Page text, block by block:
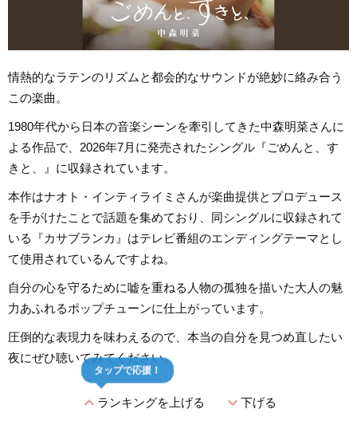
情熱的なラテンのリズムと都会的なサウンドが絶妙に絡み合う
この楽曲。
1980年代から日本の音楽シーンを牽引してきた中森明菜さんに
よる作品で、2026年7月に発売されたシングル『ごめんと、す
きと、』に収録されています。
本作はナオト・インティライミさんが楽曲提供とプロデュース
を手がけたことで話題を集めており、同シングルに収録されて
いる『カサブランカ』はテレビ番組のエンディングテーマとし
て使用されているんですよね。
自分の心を守るために嘘を重ねる人物の孤独を描いた大人の魅
力あふれるポップチューンに仕上がっています。
圧倒的な表現力を味わえるので、本当の自分を見つめ直したい
夜にぜひ聴いてみてください。
expand_lessランキングを上げる
タップで応援！
expand_more下げる